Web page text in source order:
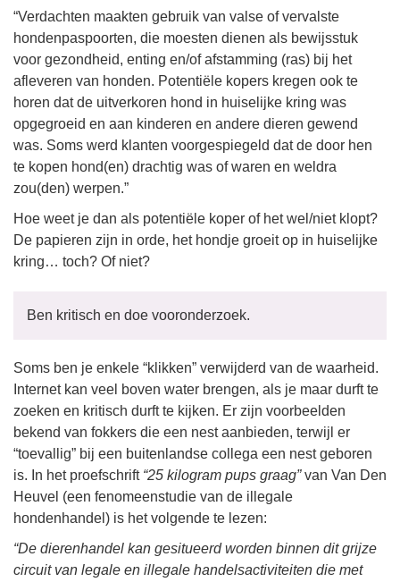
“Verdachten maakten gebruik van valse of vervalste
hondenpaspoorten, die moesten dienen als bewijsstuk
voor gezondheid, enting en/of afstamming (ras) bij het
afleveren van honden. Potentiële kopers kregen ook te
horen dat de uitverkoren hond in huiselijke kring was
opgegroeid en aan kinderen en andere dieren gewend
was. Soms werd klanten voorgespiegeld dat de door hen
te kopen hond(en) drachtig was of waren en weldra
zou(den) werpen.”
Hoe weet je dan als potentiële koper of het wel/niet klopt?
De papieren zijn in orde, het hondje groeit op in huiselijke
kring… toch? Of niet?
Ben kritisch en doe vooronderzoek.
Soms ben je enkele “klikken” verwijderd van de waarheid.
Internet kan veel boven water brengen, als je maar durft te
zoeken en kritisch durft te kijken. Er zijn voorbeelden
bekend van fokkers die een nest aanbieden, terwijl er
“toevallig” bij een buitenlandse collega een nest geboren
is. In het proefschrift “25 kilogram pups graag”van Van Den
Heuvel (een fenomeenstudie van de illegale
hondenhandel) is het volgende te lezen:
“De dierenhandel kan gesitueerd worden binnen dit grijze
circuit van legale en illegale handelsactiviteiten die met